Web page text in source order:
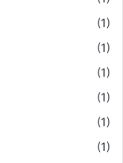
(1)
(1)
(1)
(1)
(1)
(1)